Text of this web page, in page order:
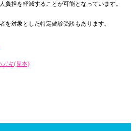
担を軽減することが可能となっています。
対象とした特定健診受診もあります。
ガキ(見本)